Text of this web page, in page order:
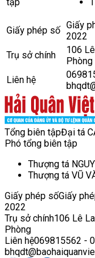
Giấy phép số Giấy
2022
Trụ sở chính
106
Phòng
Liên hệ
Tổng biên tậpĐại tá
Phó tổng biên tập
Thượng tá
Thượng tá VŨ
Giấy phép sốGiấy
2022
Trụ sở chính106 Lê
Phòng
Liên hệ069815562 -